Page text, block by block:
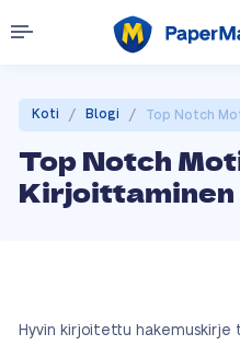
Koti / Blogi / Top Notch
Top Notch
Kirjoittaminen
Hyvin kirjoitettu